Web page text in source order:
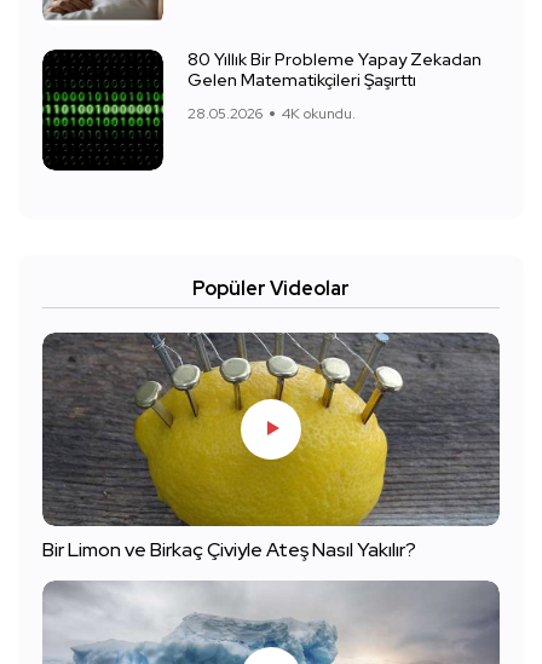
80 Yıllık Bir Probleme Yapay Zekadan
Gelen Matematikçileri Şaşırttı
28.05.2026 4K okundu.
Popüler Videolar
Bir Limon ve Birkaç Çiviyle Ateş Nasıl Yakılır?